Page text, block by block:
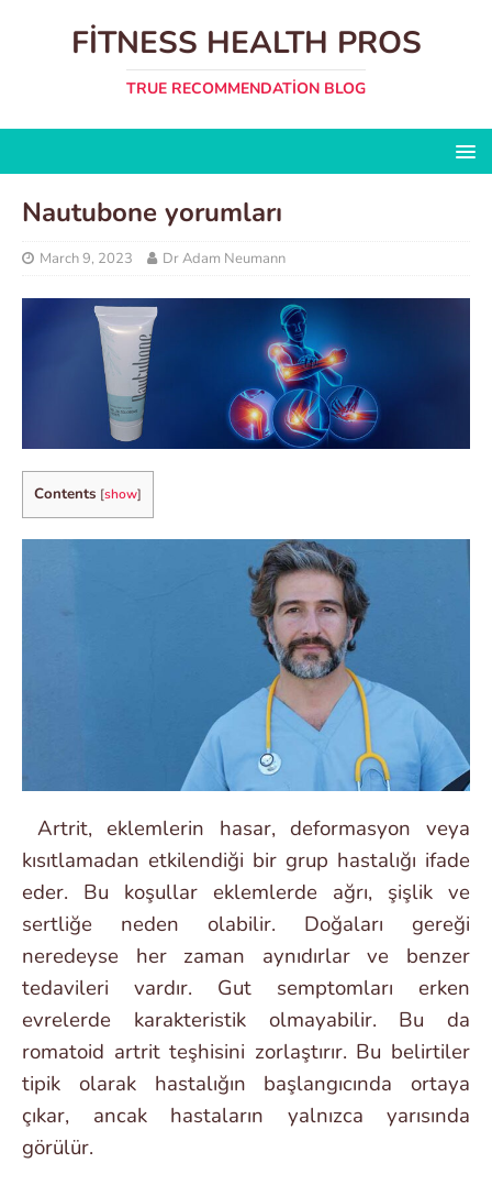
FITNESS HEALTH PROS
TRUE RECOMMENDATION BLOG
Nautubone yorumları
March 9, 2023 Dr Adam Neumann
Contents [show]
Artrit, eklemlerin hasar, deformasyon veya
kısıtlamadan etkilendiği bir grup hastalığı ifade
eder. Bu koşullar eklemlerde ağrı, şişlik ve
sertliğe neden olabilir. Doğaları gereği
neredeyse her zaman aynıdırlar ve benzer
tedavileri vardır. Gut semptomları erken
evrelerde karakteristik olmayabilir. Bu da
romatoid artrit teşhisini zorlaştırır. Bu belirtiler
tipik olarak hastalığın başlangıcında ortaya
çıkar, ancak hastaların yalnızca yarısında
görülür.